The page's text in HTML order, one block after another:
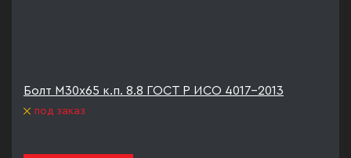
Болт М30х65 к.п. 8.8 ГОСТ Р ИСО 4017-2013
под заказ